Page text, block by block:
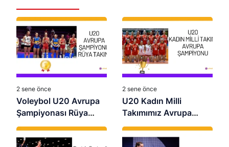
2 sene önce
Voleybol U20 Avrupa
Şampiyonası Rüya
Takımı
2 sene önce
U20 Kadın Milli
Takımımız Avrupa
Şampiyonu Oldu:
Namağlup Zafer!